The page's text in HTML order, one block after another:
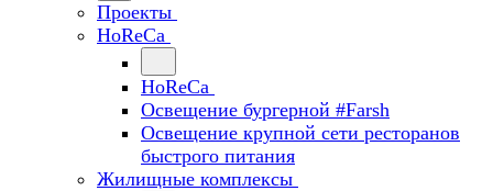
Проекты
HoReCa
HoReCa
Освещение бургерной #Farsh
Освещение крупной сети ресторанов
быстрого питания
Жилищные комплексы